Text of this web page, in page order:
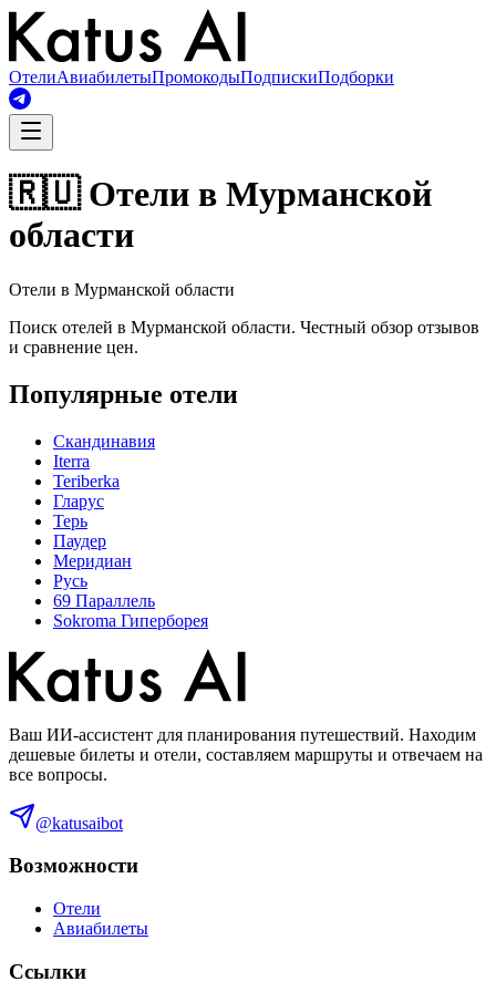
ОтелиАвиабилетыПромокодыПодпискиПодборки
🇷🇺 Отели в Мурманской
области
Отели в Мурманской области
Поиск отелей в Мурманской области. Честный обзор отзывов
и сравнение цен.
Популярные отели
Скандинавия
Iterra
Teriberka
Гларус
Терь
Паудер
Меридиан
Русь
69 Параллель
Sokroma Гиперборея
Ваш ИИ-ассистент для планирования путешествий. Находим
дешевые билеты и отели, составляем маршруты и отвечаем на
все вопросы.
@katusaibot
Возможности
Отели
Авиабилеты
Ссылки